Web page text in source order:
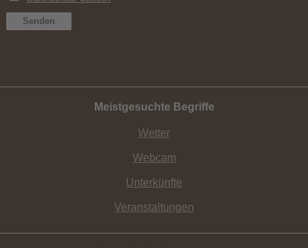
Meistgesuchte Begriffe
Wetter
Webcam
Unterkünfte
Veranstaltungen